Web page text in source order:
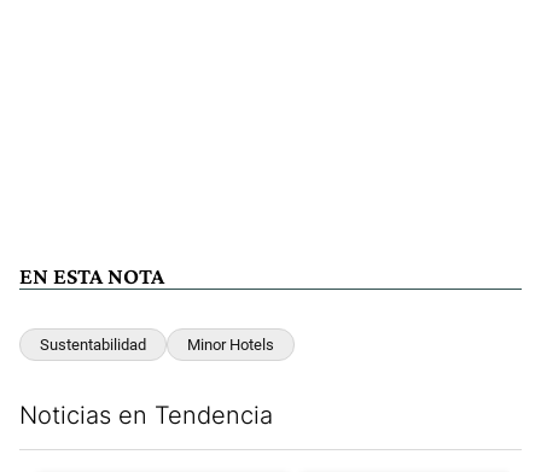
EN ESTA NOTA
Sustentabilidad Minor Hotels
Noticias en Tendencia